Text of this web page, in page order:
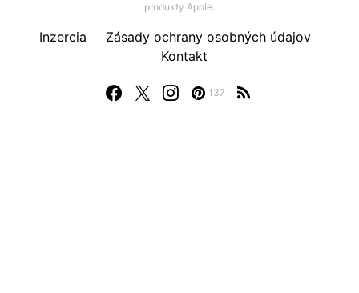
produkty Apple.
137
Inzercia
Zásady ochrany osobných údajov
Kontakt